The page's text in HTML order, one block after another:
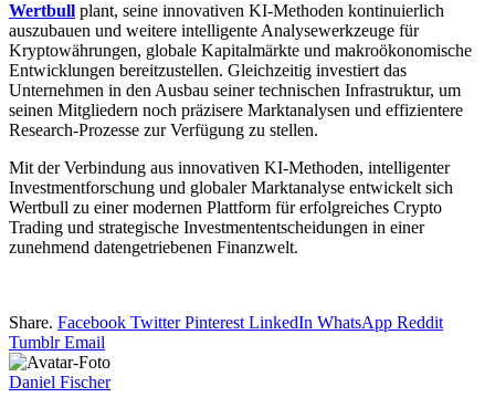
Wertbull plant, seine innovativen KI-Methoden kontinuierlich
auszubauen und weitere intelligente Analysewerkzeuge für
Kryptowährungen, globale Kapitalmärkte und makroökonomische
Entwicklungen bereitzustellen. Gleichzeitig investiert das
Unternehmen in den Ausbau seiner technischen Infrastruktur, um
seinen Mitgliedern noch präzisere Marktanalysen und effizientere
Research-Prozesse zur Verfügung zu stellen.
Mit der Verbindung aus innovativen KI-Methoden, intelligenter
Investmentforschung und globaler Marktanalyse entwickelt sich
Wertbull zu einer modernen Plattform für erfolgreiches Crypto
Trading und strategische Investmententscheidungen in einer
zunehmend datengetriebenen Finanzwelt.
Share. Facebook Twitter Pinterest LinkedIn WhatsApp Reddit
Tumblr Email
Daniel Fischer